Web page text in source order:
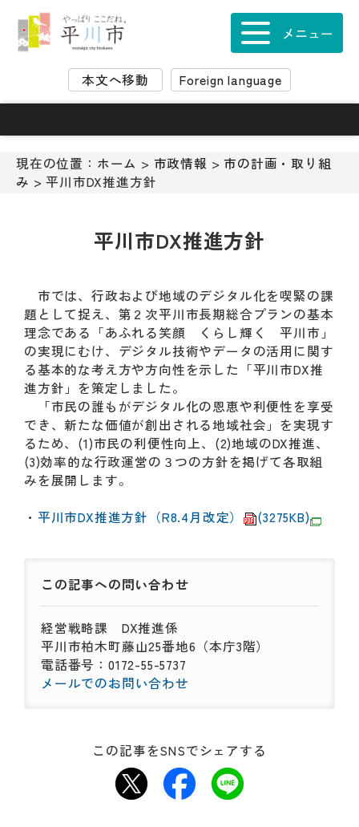
ョ
ス
本文へ移動 Foreign language
メニュー
現在の位置： ホーム > 市政情報 >市の計画・取り組
み > 平川市DX推進方針
平川市DX推進方針
市では、行政および地域のデジタル化を喫緊の課
題として捉え、第２次平川市長期総合プランの基本
理念である「あふれる笑顔 くらし輝く 平川市」
の実現にむけ、デジタル技術やデータの活用に関す
る基本的な考え方や方向性を示した「平川市DX推
進方針」を策定しました。
「市民の誰もがデジタル化の恩恵や利便性を享受
でき、新たな価値が創出される地域社会」を実現す
るため、(1)市民の利便性向上、(2)地域のDX推進、
(3)効率的な行政運営の３つの方針を掲げて各取組
みを展開します。
・ 平川市DX推進方針（R8.4月改定） (3275KB)
この記事への問い合わせ
経営戦略課 DX推進係
平川市柏木町藤山25番地6（本庁3階）
電話番号：0172-55-5737
メールでのお問い合わせ
この記事をSNSでシェアする